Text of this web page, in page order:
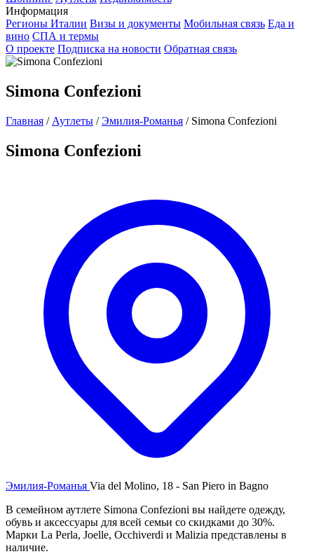
Информация
Регионы Италии Визы и документы Мобильная связь Еда и
вино СПА и термы
О проекте Подписка на новости Обратная связь
Simona Confezioni
Главная / Аутлеты / Эмилия-Романья / Simona Confezioni
Simona Confezioni
Эмилия-Романья Via del Molino, 18 - San Piero in Bagno
В семейном аутлете Simona Confezioni вы найдете одежду,
обувь и аксессуары для всей семьи со скидками до 30%.
Марки La Perla, Joelle, Occhiverdi и Malizia представлены в
наличие.